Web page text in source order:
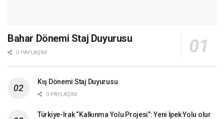
Bahar Dönemi Staj Duyurusu
0 PAYLAŞIM
Kış Dönemi Staj Duyurusu
0 PAYLAŞIM
Türkiye-Irak “Kalkınma Yolu Projesi’’: Yeni İpek Yolu olur